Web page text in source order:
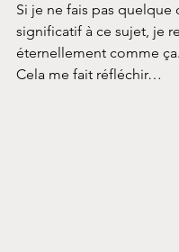
Si je ne fais pas quelque
significatif à ce sujet, je
éternellement comme ça.
Cela me fait réfléchir…